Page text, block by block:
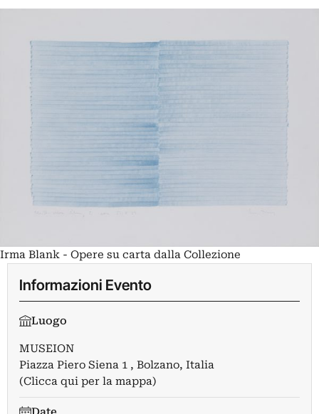
Irma Blank - Opere su carta dalla Collezione
Informazioni Evento
Luogo
MUSEION
Piazza Piero Siena 1 , Bolzano, Italia
(Clicca qui per la mappa)